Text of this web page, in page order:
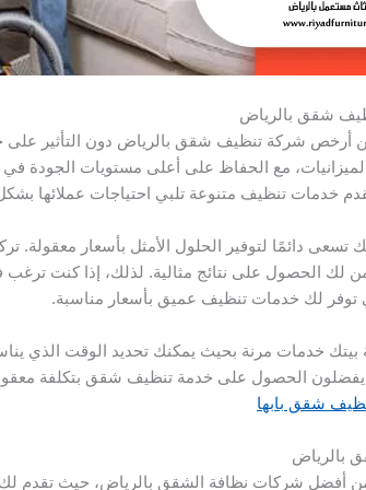
شقق بالرياض
أرخص شركة تنظيف شقق بالرياض دون التأثير على
مع الحفاظ على أعلى مستويات
خدمات تنظيف متنوعة تلبي احتياجات عملائها
تسعى دائمًا لتوفير الحلول الأمثل بأسعار
لك الحصول على نتائج مثالية. لذلك، إذا كنت
توفر لك خدمات تنظيف عميق بأسعار مناسبة.
بيتك خدمات مرنة بحيث يمكنك تحديد الوقت الذي
الحصول على خدمة تنظيف شقق بتكلفة
شقق بابها
بالرياض
أفضل شركات نظافة الشقق بالرياض، حيث تقدم لك